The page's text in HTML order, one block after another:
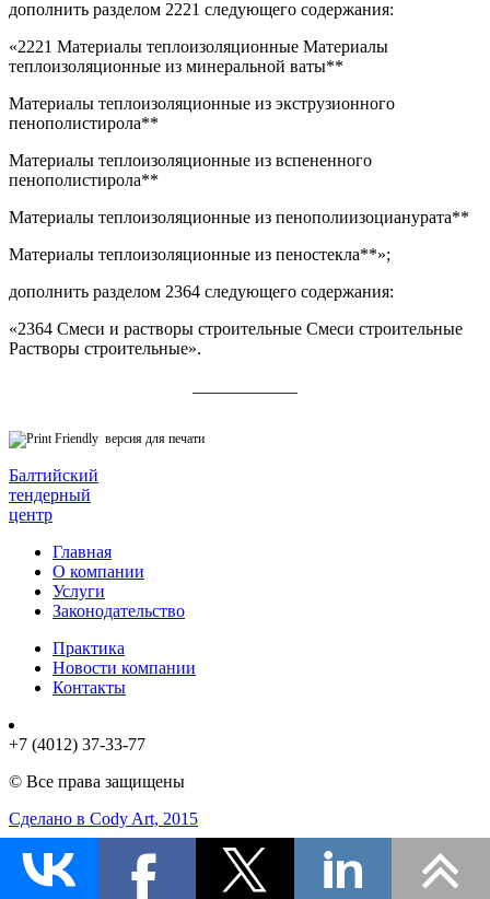
дополнить разделом 2221 следующего содержания:
«2221 Материалы теплоизоляционные Материалы
теплоизоляционные из минеральной ваты**
Материалы теплоизоляционные из экструзионного
пенополистирола**
Материалы теплоизоляционные из вспененного
пенополистирола**
Материалы теплоизоляционные из пенополиизоцианурата**
Материалы теплоизоляционные из пеностекла**»;
дополнить разделом 2364 следующего содержания:
«2364 Смеси и растворы строительные Смеси строительные
Растворы строительные».
версия для печати
Балтийский
тендерный
центр
Главная
О компании
Услуги
Законодательство
Практика
Новости компании
Контакты
+7 (4012) 37-33-77
© Все права защищены
Сделано в Cody Art, 2015